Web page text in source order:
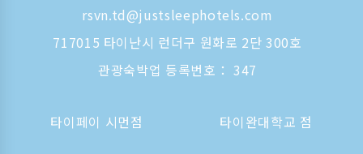
rsvn.td@justsleephotels.com
717015 타이난시 런더구 원화로 2단 300호
관광숙박업 등록번호： 347
타이페이 시먼점 타이완대학교 점